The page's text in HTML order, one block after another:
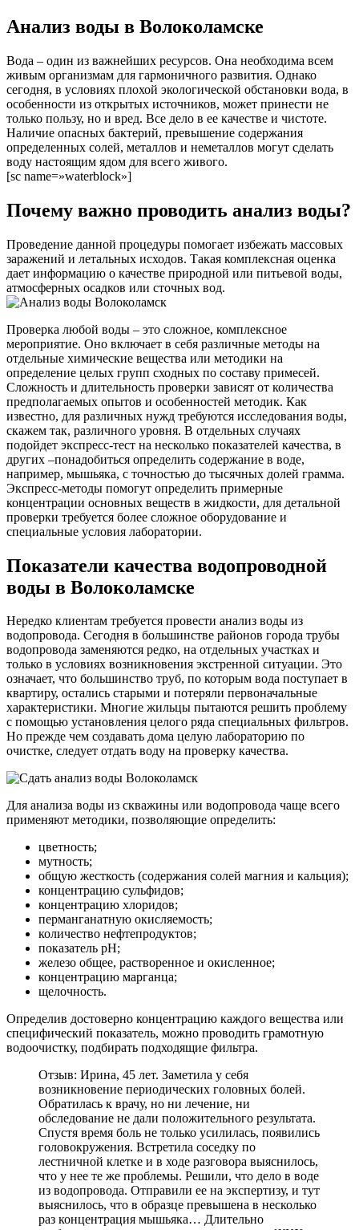
Анализ воды в Волоколамске
Вода – один из важнейших ресурсов. Она необходима всем
живым организмам для гармоничного развития. Однако
сегодня, в условиях плохой экологической обстановки вода, в
особенности из открытых источников, может принести не
только пользу, но и вред. Все дело в ее качестве и чистоте.
Наличие опасных бактерий, превышение содержания
определенных солей, металлов и неметаллов могут сделать
воду настоящим ядом для всего живого.
[sc name=»waterblock»]
Почему важно проводить анализ воды?
Проведение данной процедуры помогает избежать массовых
заражений и летальных исходов. Такая комплексная оценка
дает информацию о качестве природной или питьевой воды,
атмосферных осадков или сточных вод.
Проверка любой воды – это сложное, комплексное
мероприятие. Оно включает в себя различные методы на
отдельные химические вещества или методики на
определение целых групп сходных по составу примесей.
Сложность и длительность проверки зависят от количества
предполагаемых опытов и особенностей методик. Как
известно, для различных нужд требуются исследования воды,
скажем так, различного уровня. В отдельных случаях
подойдет экспресс-тест на несколько показателей качества, в
других –понадобиться определить содержание в воде,
например, мышьяка, с точностью до тысячных долей грамма.
Экспресс-методы помогут определить примерные
концентрации основных веществ в жидкости, для детальной
проверки требуется более сложное оборудование и
специальные условия лаборатории.
Показатели качества водопроводной
воды в Волоколамске
Нередко клиентам требуется провести анализ воды из
водопровода. Сегодня в большинстве районов города трубы
водопровода заменяются редко, на отдельных участках и
только в условиях возникновения экстренной ситуации. Это
означает, что большинство труб, по которым вода поступает в
квартиру, остались старыми и потеряли первоначальные
характеристики. Многие жильцы пытаются решить проблему
с помощью установления целого ряда специальных фильтров.
Но прежде чем создавать дома целую лабораторию по
очистке, следует отдать воду на проверку качества.
Для анализа воды из скважины или водопровода чаще всего
применяют методики, позволяющие определить:
цветность;
мутность;
общую жесткость (содержания солей магния и кальция);
концентрацию сульфидов;
концентрацию хлоридов;
перманганатную окисляемость;
количество нефтепродуктов;
показатель рН;
железо общее, растворенное и окисленное;
концентрацию марганца;
щелочность.
Определив достоверно концентрацию каждого вещества или
специфический показатель, можно проводить грамотную
водоочистку, подбирать подходящие фильтра.
Отзыв: Ирина, 45 лет. Заметила у себя
возникновение периодических головных болей.
Обратилась к врачу, но ни лечение, ни
обследование не дали положительного результата.
Спустя время боль не только усилилась, появились
головокружения. Встретила соседку по
лестничной клетке и в ходе разговора выяснилось,
что у нее те же проблемы. Решили, что дело в воде
из водопровода. Отправили ее на экспертизу, и тут
выяснилось, что в образце превышена в несколько
раз концентрация мышьяка… Длительно